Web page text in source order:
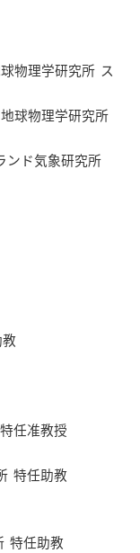
物理学研究所 ス
球物理学研究所
ンド気象研究所
任准教授
特任助教
特任助教